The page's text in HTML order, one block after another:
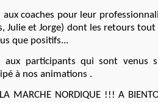
aux coaches pour leur
Julie et Jorge) dont les retours
que positifs...
aux participants qui sont
à nos animations .
MARCHE NORDIQUE !!! A